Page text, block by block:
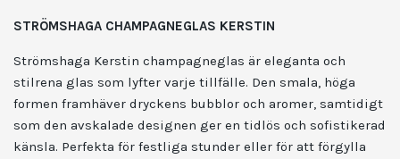
STRÖMSHAGA CHAMPAGNEGLAS KERSTIN
Strömshaga Kerstin champagneglas är eleganta och
stilrena glas som lyfter varje tillfälle. Den smala, höga
formen framhäver dryckens bubblor och aromer, samtidigt
som den avskalade designen ger en tidlös och sofistikerad
känsla. Perfekta för festliga stunder eller för att förgylla